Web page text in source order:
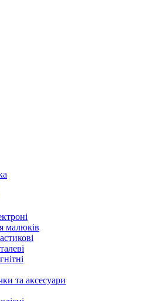
малюків
та аксесуари